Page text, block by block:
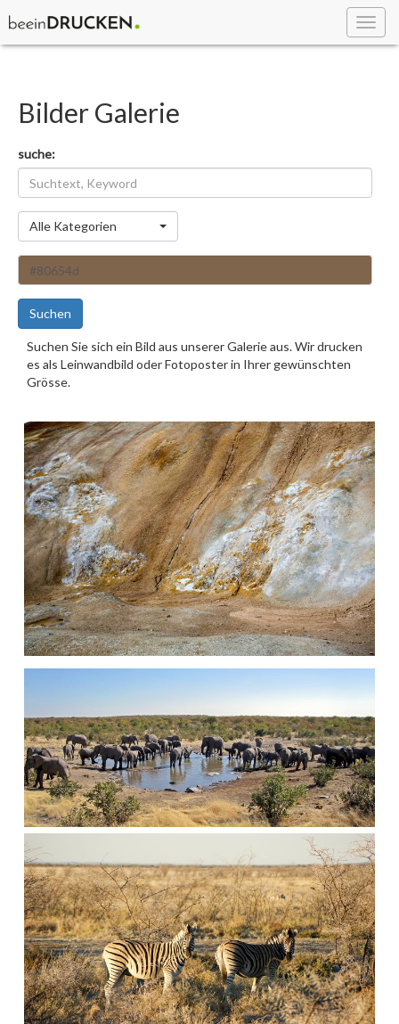
Bilder Galerie
suche:
Kategorie
Alle Kategorien
Suchen
Suchen Sie sich ein Bild aus unserer Galerie aus. Wir drucken
es als Leinwandbild oder Fotoposter in Ihrer gewünschten
Grösse.